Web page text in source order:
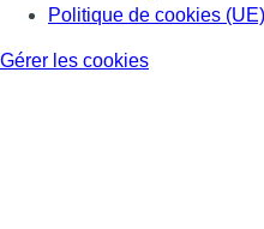
Politique de cookies (UE)
Gérer les cookies